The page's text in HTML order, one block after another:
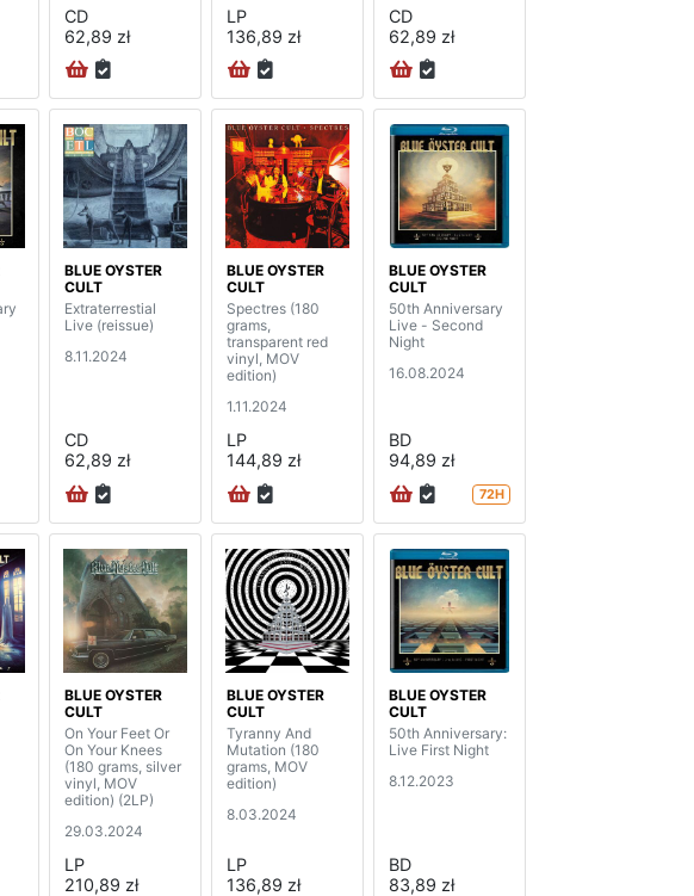
CD
62,89 zł
LP
136,89 zł
CD
62,89 zł
BLUE OYSTER
CULT
Extraterrestial
Live (reissue)
8.11.2024
CD
62,89 zł
BLUE OYSTER
CULT
Spectres (180
grams,
transparent red
vinyl, MOV
edition)
1.11.2024
LP
144,89 zł
BLUE OYSTER
CULT
50th Anniversary
Live - Second
Night
16.08.2024
BD
94,89 zł
72H
BLUE OYSTER
CULT
On Your Feet Or
On Your Knees
(180 grams, silver
vinyl, MOV
edition) (2LP)
29.03.2024
LP
210,89 zł
BLUE OYSTER
CULT
Tyranny And
Mutation (180
grams, MOV
edition)
8.03.2024
LP
136,89 zł
BLUE OYSTER
CULT
50th Anniversary:
Live First Night
8.12.2023
BD
83,89 zł